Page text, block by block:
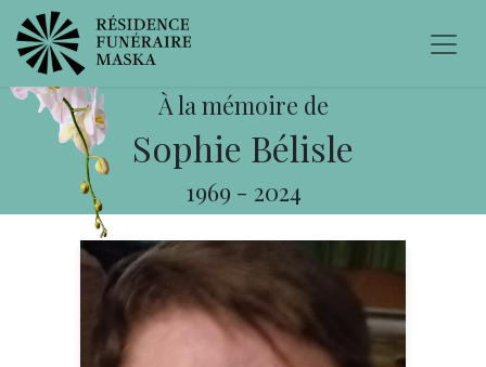
À la mémoire de
Sophie Bélisle
1969 - 2024